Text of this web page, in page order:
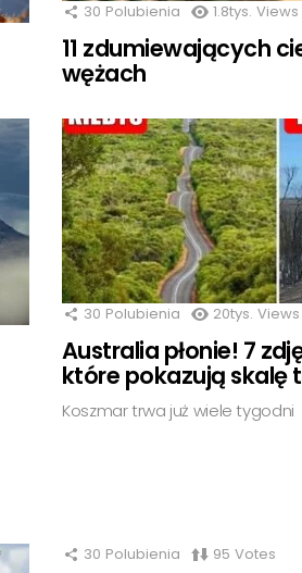
30 Polubienia 1.8tys. Views
11 zdumiewających
wężach
30 Polubienia 20tys. Views
Australia płonie! 7
które pokazują skalę
Koszmar trwa już wiele tygodni
30 Polubienia 95 Votes